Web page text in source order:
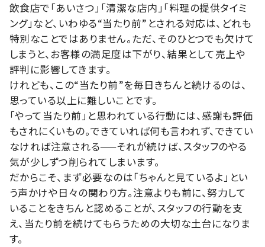
飲食店で「あいさつ」「清潔な店内」「料理の提供タイミ
ング」など、いわゆる“当たり前”とされる対応は、どれも
特別なことではありません。ただ、そのひとつでも欠けて
しまうと、お客様の満足度は下がり、結果として売上や
評判に影響してきます。
けれども、この“当たり前”を毎日きちんと続けるのは、
思っている以上に難しいことです。
「やって当たり前」と思われている行動には、感謝も評価
もされにくいもの。できていれば何も言われず、できてい
なければ注意される——それが続けば、スタッフのやる
気が少しずつ削られてしまいます。
だからこそ、まず必要なのは「ちゃんと見ているよ」とい
う声かけや日々の関わり方。注意よりも前に、努力して
いることをきちんと認めることが、スタッフの行動を支
え、当たり前を続けてもらうための大切な土台になりま
す。